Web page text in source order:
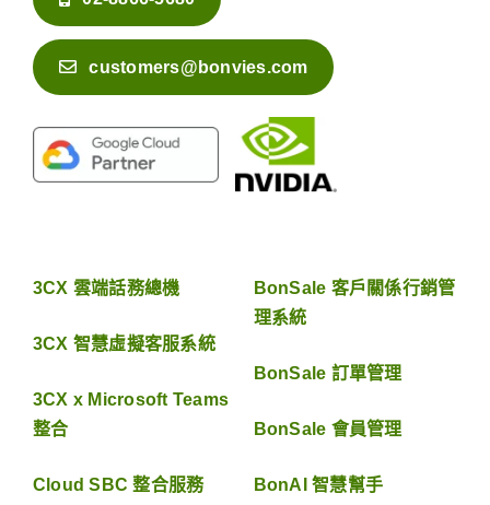
customers@bonvies.com
3CX 雲端話務總機
3CX 智慧虛擬客服系統
3CX x Microsoft Teams
整合
Cloud SBC 整合服務
BonSale 客戶關係行銷管
理系統
BonSale 訂單管理
BonSale 會員管理
BonAI 智慧幫手